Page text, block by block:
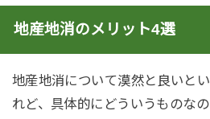
地産地消のメリット4選
地産地消について漠然と良いと
れど、具体的にどういうものな